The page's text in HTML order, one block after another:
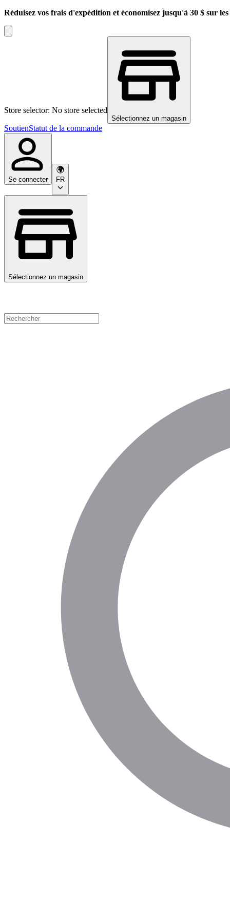
Réduisez vos frais d'expédition et économisez jusqu'à 30 $ sur
Store selector: No store selected
Sélectionnez un magasin
SoutienStatut de la commande
Se connecter FR
Sélectionnez un magasin